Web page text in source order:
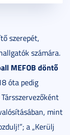
szerepét,
számára.
MEFOB döntő
óta pedig
mint
a „Kerülj